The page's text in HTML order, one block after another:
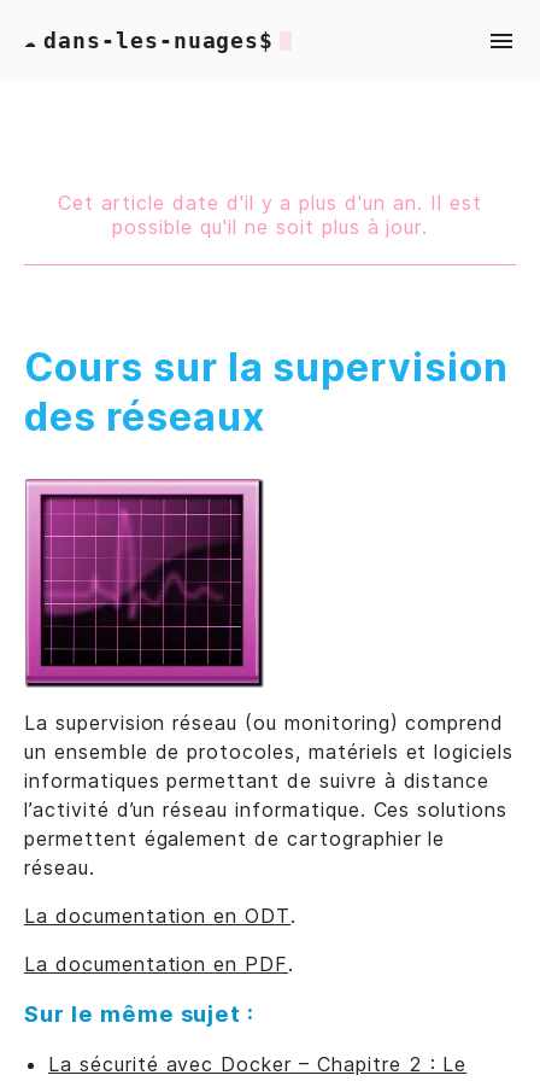
☁ dans-les-nuages$
Cet article date d'il y a plus d'un an. Il est
possible qu'il ne soit plus à jour.
Cours sur la supervision
des réseaux
La supervision réseau (ou monitoring) comprend
un ensemble de protocoles, matériels et logiciels
informatiques permettant de suivre à distance
l’activité d’un réseau informatique. Ces solutions
permettent également de cartographier le
réseau.
La documentation en ODT.
La documentation en PDF.
Sur le même sujet :
La sécurité avec Docker – Chapitre 2 : Le